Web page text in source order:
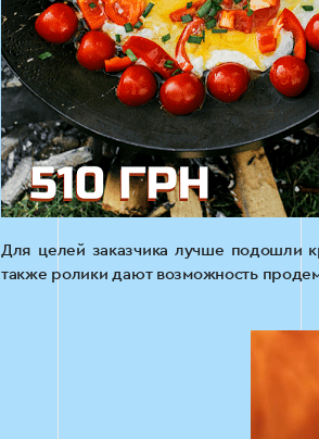
Для целей заказчика лучше подошли
также ролики дают возможность